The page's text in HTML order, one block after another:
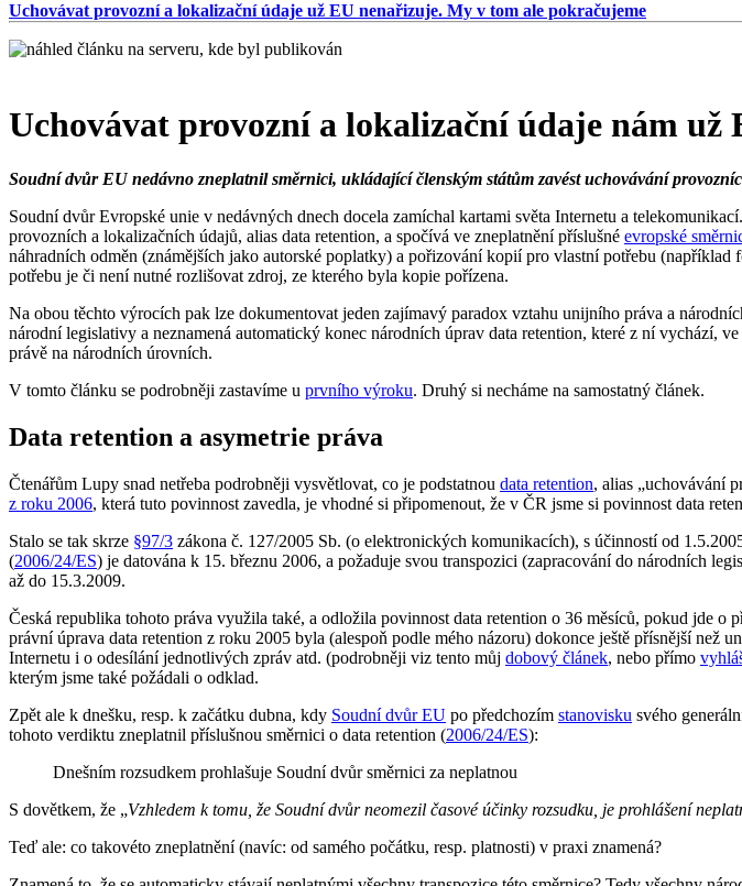
Uchovávat provozní a lokalizační údaje už EU nenařizuje. My v tom ale pokračujeme
Uchovávat provozní a lokalizační údaje nám
Soudní dvůr EU nedávno zneplatnil směrnici, ukládající členským státům zavést uchovávání
Soudní dvůr Evropské unie v nedávných dnech docela zamíchal kartami světa Internetu a
provozních a lokalizačních údajů, alias data retention, a spočívá ve zneplatnění příslušné evropské
náhradních odměn (známějších jako autorské poplatky) a pořizování kopií pro vlastní potřebu
potřebu je či není nutné rozlišovat zdroj, ze kterého byla kopie pořízena.
Na obou těchto výrocích pak lze dokumentovat jeden zajímavý paradox vztahu unijního práva a
národní legislativy a neznamená automatický konec národních úprav data retention, které z ní vychází,
právě na národních úrovních.
V tomto článku se podrobněji zastavíme u prvního výroku. Druhý si necháme na samostatný článek.
Data retention a asymetrie práva
Čtenářům Lupy snad netřeba podrobněji vysvětlovat, co je podstatnou data retention, alias „uchovávání
z roku 2006, která tuto povinnost zavedla, je vhodné si připomenout, že v ČR jsme si povinnost data
Stalo se tak skrze §97/3 zákona č. 127/2005 Sb. (o elektronických komunikacích), s účinností od
(2006/24/ES) je datována k 15. březnu 2006, a požaduje svou transpozici (zapracování do národních
až do 15.3.2009.
Česká republika tohoto práva využila také, a odložila povinnost data retention o 36 měsíců, pokud jde
právní úprava data retention z roku 2005 byla (alespoň podle mého názoru) dokonce ještě přísnější
Internetu i o odesílání jednotlivých zpráv atd. (podrobněji viz tento můj dobový článek, nebo přímo
kterým jsme také požádali o odklad.
Zpět ale k dnešku, resp. k začátku dubna, kdy Soudní dvůr EU po předchozím stanovisku svého
tohoto verdiktu zneplatnil příslušnou směrnici o data retention (2006/24/ES):
Dnešním rozsudkem prohlašuje Soudní dvůr směrnici za neplatnou
S dovětkem, že „Vzhledem k tomu, že Soudní dvůr neomezil časové účinky rozsudku, je prohlášení
Teď ale: co takovéto zneplatnění (navíc: od samého počátku, resp. platnosti) v praxi znamená?